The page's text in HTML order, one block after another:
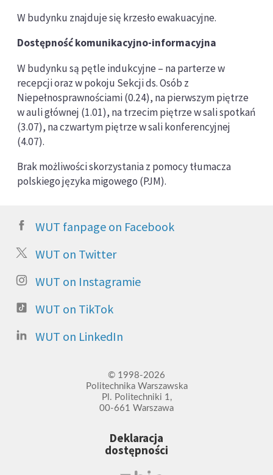
W budynku znajduje się krzesło ewakuacyjne.
Dostępność komunikacyjno-informacyjna
W budynku są pętle indukcyjne – na parterze w
recepcji oraz w pokoju Sekcji ds. Osób z
Niepełnosprawnościami (0.24), na pierwszym piętrze
w auli głównej (1.01), na trzecim piętrze w sali spotkań
(3.07), na czwartym piętrze w sali konferencyjnej
(4.07).
Brak możliwości skorzystania z pomocy tłumacza
polskiego języka migowego (PJM).
WUT fanpage on Facebook
WUT on Twitter
WUT on Instagramie
WUT on TikTok
WUT on LinkedIn
© 1998-2026
Politechnika Warszawska
Pl. Politechniki 1,
00-661 Warszawa
Deklaracja
dostępności